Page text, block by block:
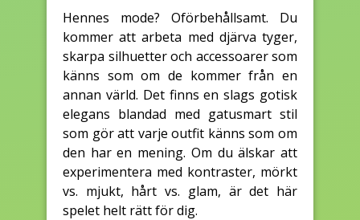
Hennes mode? Oförbehållsamt. Du
kommer att arbeta med djärva tyger,
skarpa silhuetter och accessoarer som
känns som om de kommer från en
annan värld. Det finns en slags gotisk
elegans blandad med gatusmart stil
som gör att varje outfit känns som om
den har en mening. Om du älskar att
experimentera med kontraster, mörkt
vs. mjukt, hårt vs. glam, är det här
spelet helt rätt för dig.